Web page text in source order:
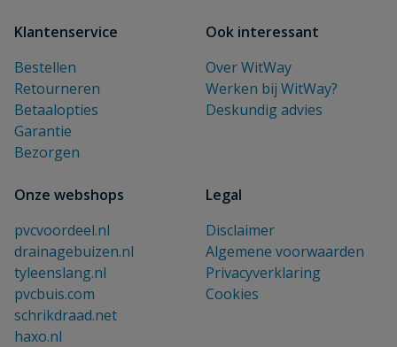
Klantenservice
Bestellen
Retourneren
Betaalopties
Garantie
Bezorgen
Ook interessant
Over WitWay
Werken bij WitWay?
Deskundig advies
Onze webshops
pvcvoordeel.nl
drainagebuizen.nl
tyleenslang.nl
pvcbuis.com
schrikdraad.net
haxo.nl
Legal
Disclaimer
Algemene voorwaarden
Privacyverklaring
Cookies